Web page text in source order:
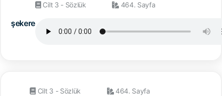
şekere
Cilt 3 - Sözlük 464. Sayfa
Cilt 3 - Sözlük 464. Sayfa